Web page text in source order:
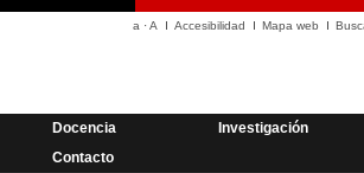
a ·A Accesibilidad Mapa web
Docencia Investigación
Contacto